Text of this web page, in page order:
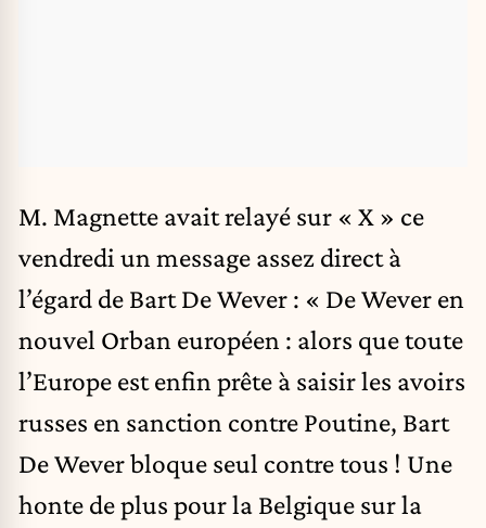
M. Magnette avait relayé sur « X » ce
vendredi un message assez direct à
l’égard de Bart De Wever : « De Wever en
nouvel Orban européen : alors que toute
l’Europe est enfin prête à saisir les avoirs
russes en sanction contre Poutine, Bart
De Wever bloque seul contre tous ! Une
honte de plus pour la Belgique sur la